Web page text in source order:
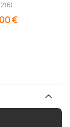
Nida (aps.),
€